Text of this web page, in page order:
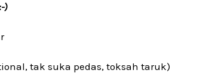
)
tak suka pedas, toksah taruk)